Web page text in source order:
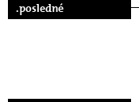
.posledné